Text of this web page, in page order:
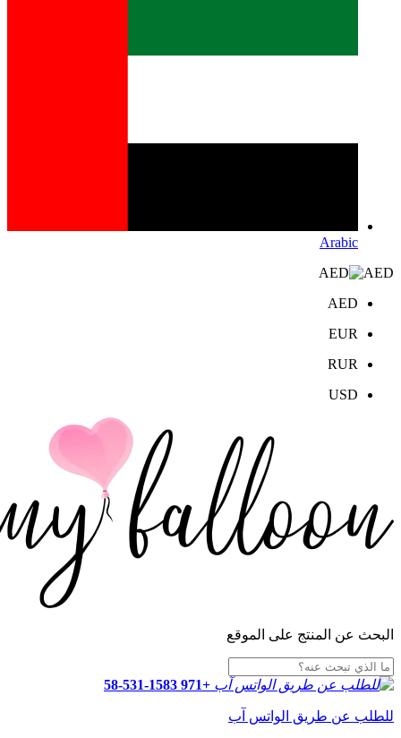
Arabic
AED
AED
EUR
RUR
USD
البحث عن المنتج على الموقع
+971 58-531-1583
للطلب عن طريق الواتس آب